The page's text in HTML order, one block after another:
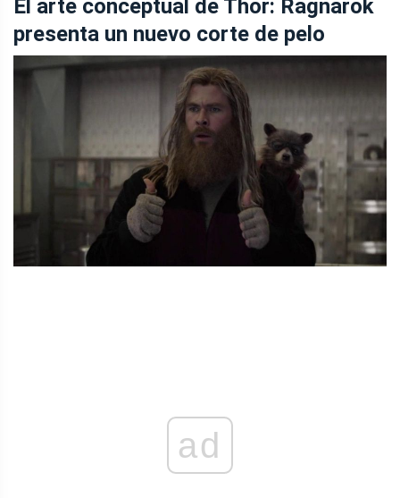
El arte conceptual de Thor: Ragnarok
presenta un nuevo corte de pelo
ad